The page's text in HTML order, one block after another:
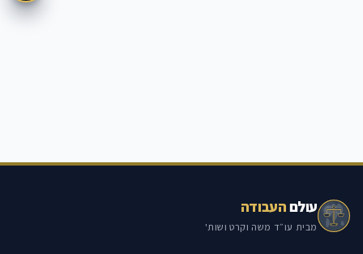
עולםהעבודה
מבית עו״ד משה וקרט ושות'